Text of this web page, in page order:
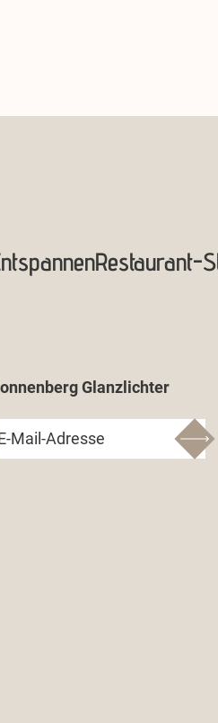
Restaurant-
Glanzlichter
Mail-Adresse